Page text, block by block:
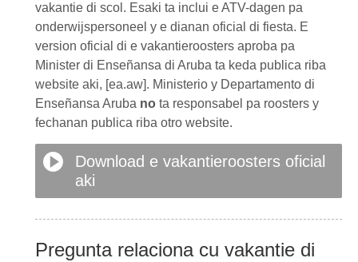
vakantie di scol. Esaki ta inclui e ATV-dagen pa
onderwijspersoneel y e dianan oficial di fiesta. E
version oficial di e vakantieroosters aproba pa
Minister di Enseñansa di Aruba ta keda publica riba
website aki, [ea.aw]. Ministerio y Departamento di
Enseñansa Aruba no ta responsabel pa roosters y
fechanan publica riba otro website.
Download e vakantieroosters oficial
aki
Pregunta relaciona cu vakantie di